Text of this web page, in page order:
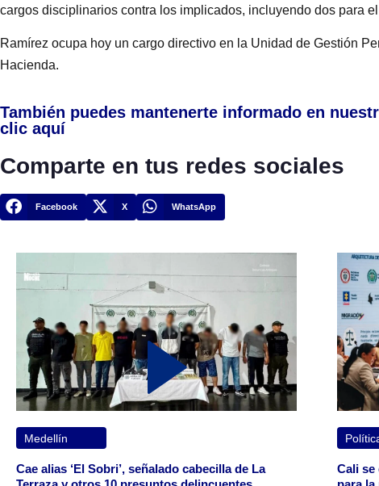
cargos disciplinarios contra los implicados, incluyendo dos para
Ramírez ocupa hoy un cargo directivo en la Unidad de Gestión
Hacienda.
También puedes mantenerte informado en
clic aquí
Comparte en tus redes sociales
Facebook X WhatsApp
Medellín
Cae alias ‘El Sobri’, señalado cabecilla de La
Cali se